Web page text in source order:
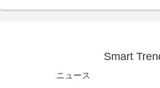
Smart
ニュース